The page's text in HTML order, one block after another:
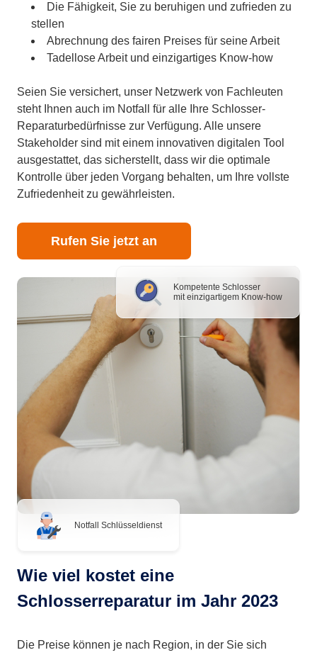
Kompetente Schlosser
mit einzigartigem Know-how
Notfall Schlüsseldienst
Die Fähigkeit, Sie zu beruhigen und zufrieden zu
stellen
Abrechnung des fairen Preises für seine Arbeit
Tadellose Arbeit und einzigartiges Know-how
Seien Sie versichert, unser Netzwerk von Fachleuten
steht Ihnen auch im Notfall für alle Ihre Schlosser-
Reparaturbedürfnisse zur Verfügung. Alle unsere
Stakeholder sind mit einem innovativen digitalen Tool
ausgestattet, das sicherstellt, dass wir die optimale
Kontrolle über jeden Vorgang behalten, um Ihre vollste
Zufriedenheit zu gewährleisten.
Rufen Sie jetzt an
Wie viel kostet eine
Schlosserreparatur im Jahr 2023
Die Preise können je nach Region, in der Sie sich